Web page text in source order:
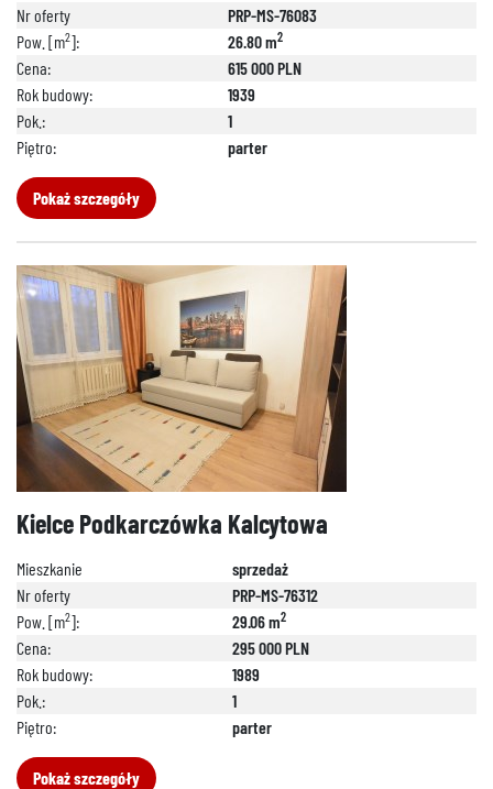
Nr oferty
PRP-MS-76083
Pow. [m2]: 26.80 m2
Cena:
615 000 PLN
Rok budowy:
1939
Pok.:
1
Piętro:
parter
Pokaż szczegóły
Kielce Podkarczówka Kalcytowa
Mieszkanie
sprzedaż
Nr oferty
PRP-MS-76312
Pow. [m2]: 29.06 m2
Cena:
295 000 PLN
Rok budowy:
1989
Pok.:
1
Piętro:
parter
Pokaż szczegóły